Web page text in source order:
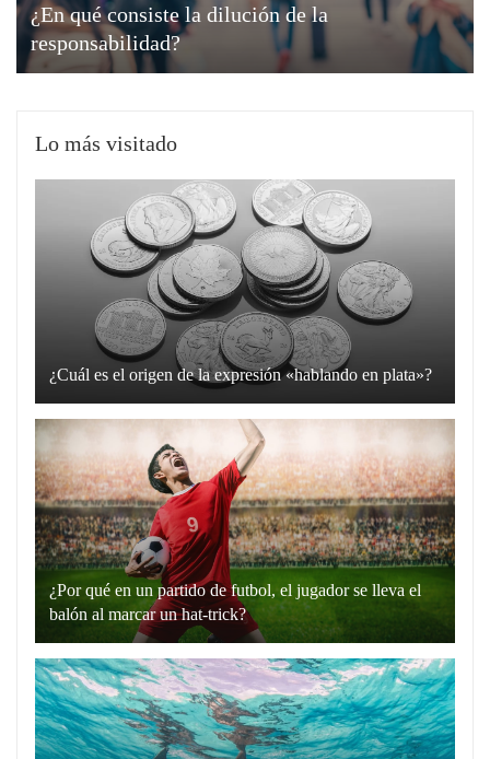
¿En qué consiste la dilución de la
responsabilidad?
Lo más visitado
¿Cuál es el origen de la expresión «hablando en plata»?
La
expresión
“hablando
en
plata”
es
un
recurso
lingüístico
que
utilizamos
para
comunicarnos
¿Por qué en un partido de futbol, el jugador se lleva el
balón al marcar un hat-trick?
Un
hat-
trick
en
el